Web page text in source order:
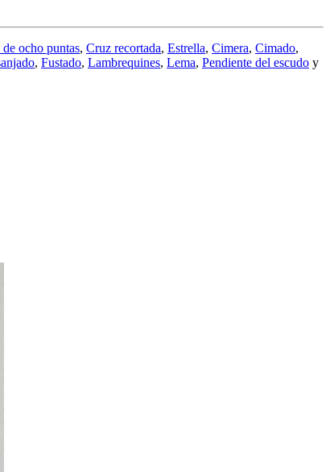
ocho puntas, Cruz recortada, Estrella, Cimera, Cimado,
, Fustado, Lambrequines, Lema, Pendiente del escudo y